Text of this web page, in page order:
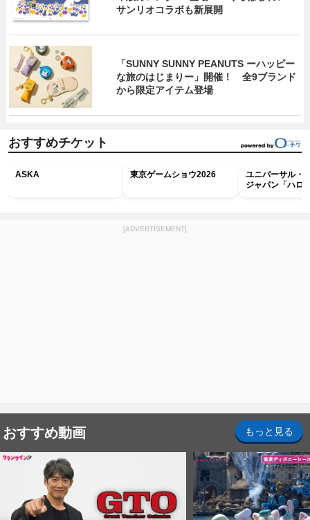
サンリオコラボも新展開
「SUNNY SUNNY PEANUTS ーハッピー
な旅のはじまりー」開催！ 全9ブランド
から限定アイテム登場
おすすめチケット
ASKA 東京ゲームショウ2026
ユニバーサル・
ジャパン「ハロ
[ADVERTISEMENT]
おすすめ動画 もっと見る